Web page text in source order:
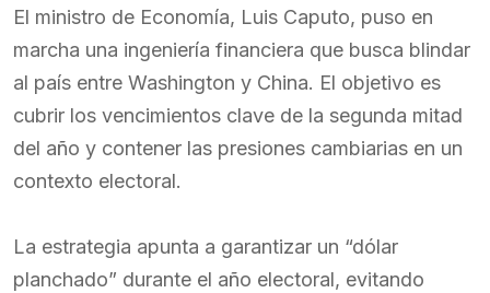
El ministro de Economía, Luis Caputo, puso en
marcha una ingeniería financiera que busca blindar
al país entre Washington y China. El objetivo es
cubrir los vencimientos clave de la segunda mitad
del año y contener las presiones cambiarias en un
contexto electoral.
La estrategia apunta a garantizar un “dólar
planchado” durante el año electoral, evitando